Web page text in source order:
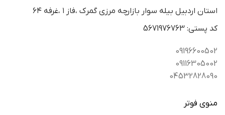
استان اردبيل بيله سوار بازارچه مرزي گمرك ،فاز ١ ،غرفه ٦٤
كد پستي: 5671976763
09196600502
09116305002
04532828090
منوی فوتر